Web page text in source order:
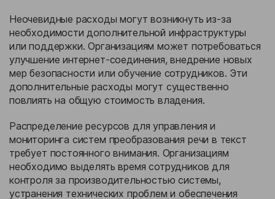
Неочевидные расходы могут возникнуть из-за
необходимости дополнительной инфраструктуры
или поддержки. Организациям может потребоваться
улучшение интернет-соединения, внедрение новых
мер безопасности или обучение сотрудников. Эти
дополнительные расходы могут существенно
повлиять на общую стоимость владения.
Распределение ресурсов для управления и
мониторинга систем преобразования речи в текст
требует постоянного внимания. Организациям
необходимо выделять время сотрудников для
контроля за производительностью системы,
устранения технических проблем и обеспечения